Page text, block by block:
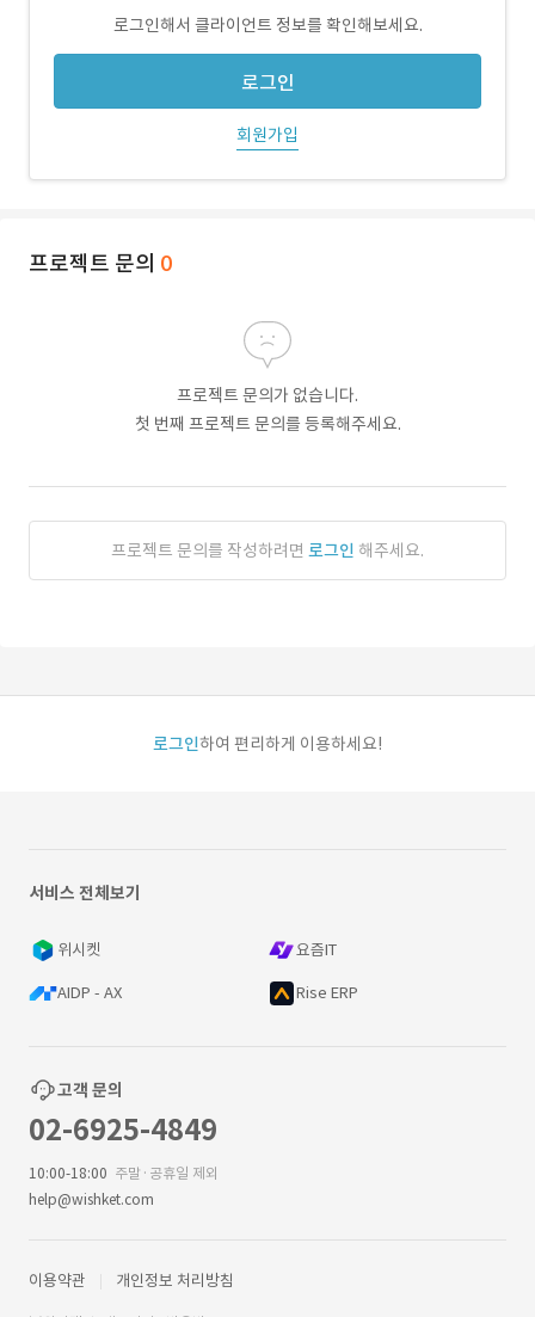
로그인해서 클라이언트 정보를 확인해보세요.
로그인
회원가입
프로젝트 문의 0
프로젝트 문의가 없습니다.
첫 번째 프로젝트 문의를 등록해주세요.
프로젝트 문의를 작성하려면 로그인 해주세요.
로그인하여 편리하게 이용하세요!
서비스 전체보기
위시켓 요즘IT
AIDP - AX Rise ERP
고객 문의
02-6925-4849
10:00-18:00 주말·공휴일 제외
help@wishket.com
이용약관 개인정보 처리방침